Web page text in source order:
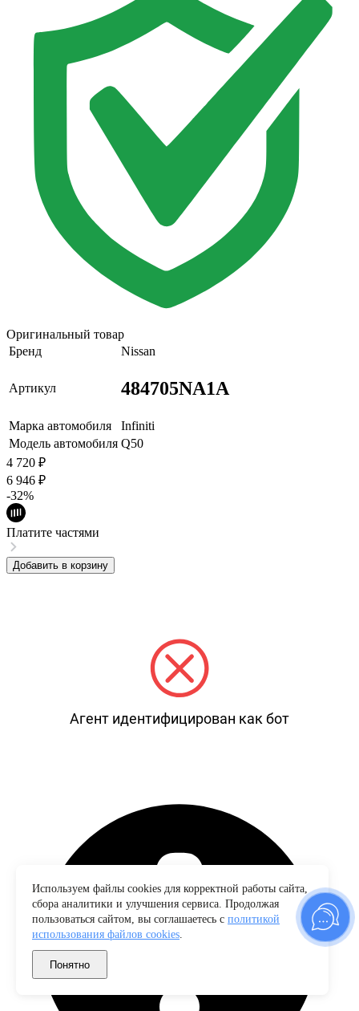
Оригинальный товар
Бренд
Nissan
Артикул 484705NA1A
Марка автомобиля
Infiniti
Модель автомобиля Q50
4 720 ₽
6 946 ₽
-32%
Платите частями
Добавить в корзину
Агент идентифицирован как бот
Используем файлы cookies для корректной работы сайта,
сбора аналитики и улучшения сервиса. Продолжая
пользоваться сайтом, вы соглашаетесь с политикой
использования файлов cookies.
Понятно